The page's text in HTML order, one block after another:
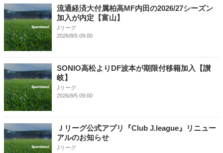
流通経済大付属柏高MF内田の2026/27シーズン
加入が内定【富山】
Jリーグ
2026/8/5 09:00
SONIO高松よりDF波本が期限付移籍加入【讃
岐】
Jリーグ
2026/8/5 09:00
Ｊリーグ公式アプリ『Club J.league』リニュー
アルのお知らせ
Jリーグ